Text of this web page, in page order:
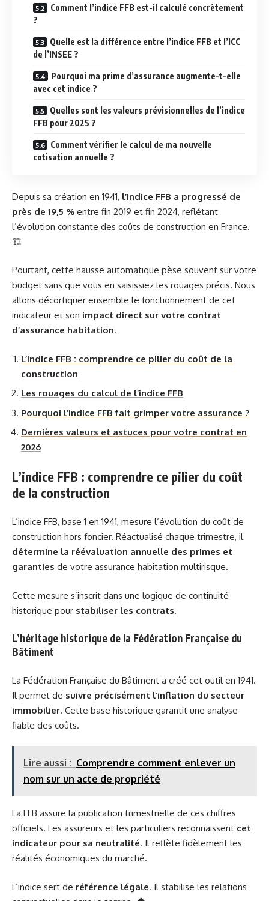
Comment l’indice FFB est-il calculé concrètement
?
Quelle est la différence entre l’indice FFB et l’ICC
de l’INSEE ?
Pourquoi ma prime d’assurance augmente-t-elle
avec cet indice ?
Quelles sont les valeurs prévisionnelles de l’indice
FFB pour 2025 ?
Comment vérifier le calcul de ma nouvelle
cotisation annuelle ?
Depuis sa création en 1941, l’indice FFB a progressé de
près de 19,5 % entre fin 2019 et fin 2024, reflétant
l’évolution constante des coûts de construction en France.
🏗️
Pourtant, cette hausse automatique pèse souvent sur votre
budget sans que vous en saisissiez les rouages précis. Nous
allons décortiquer ensemble le fonctionnement de cet
indicateur et son impact direct sur votre contrat
d’assurance habitation.
L’indice FFB : comprendre ce pilier du coût de la
construction
Les rouages du calcul de l’indice FFB
Pourquoi l’indice FFB fait grimper votre assurance ?
Dernières valeurs et astuces pour votre contrat en
2026
L’indice FFB : comprendre ce pilier du coût
de la construction
L’indice FFB, base 1 en 1941, mesure l’évolution du coût de
construction hors foncier. Réactualisé chaque trimestre, il
détermine la réévaluation annuelle des primes et
garanties de votre assurance habitation multirisque.
Cette mesure s’inscrit dans une logique de continuité
historique pour stabiliser les contrats.
L’héritage historique de la Fédération Française du
Bâtiment
La Fédération Française du Bâtiment a créé cet outil en 1941.
Il permet de suivre précisément l’inflation du secteur
immobilier. Cette base historique garantit une analyse
fiable des coûts.
Lire aussi : Comprendre comment enlever un
nom sur un acte de propriété
La FFB assure la publication trimestrielle de ces chiffres
officiels. Les assureurs et les particuliers reconnaissent cet
indicateur pour sa neutralité. Il reflète fidèlement les
réalités économiques du marché.
L’indice sert de référence légale. Il stabilise les relations